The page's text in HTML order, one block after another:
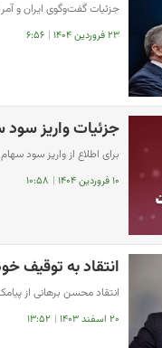
جزئیات گفت‌وگوی ایران و
۲۳ فروردین ۱۴۰۴ | ۶:۵۶
جزئیات واریز سود
برای اطلاع از واریز سود سهام عدالت در سال
۱۰ فروردین ۱۴۰۴ | ۱۰:۵۸
انتقاد به توقیف
انتقاد محسن برهانی از
۲۰ اسفند ۱۴۰۳ | ۱۳:۵۲